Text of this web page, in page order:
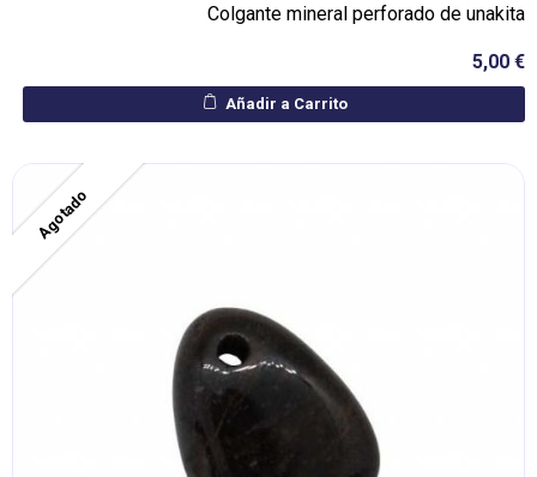
Colgante mineral perforado de unakita
5,00 €
Añadir a Carrito
Agotado